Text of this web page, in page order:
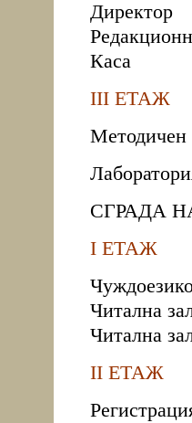
Директор
Каса
ІІІ ЕТАЖ
Методичен
СГРАДА
І ЕТАЖ
Читална
Читална
ІІ ЕТАЖ